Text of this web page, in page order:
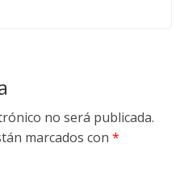
no será publicada.
marcados con *